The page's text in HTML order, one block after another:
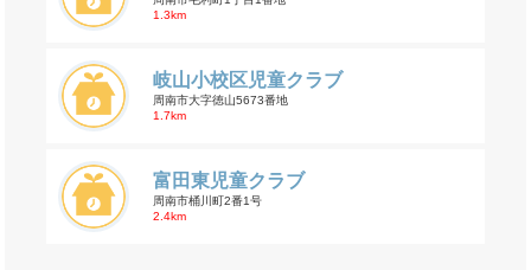
1.3km
岐山小校区児童クラブ
周南市大字徳山5673番地
1.7km
富田東児童クラブ
周南市桶川町2番1号
2.4km